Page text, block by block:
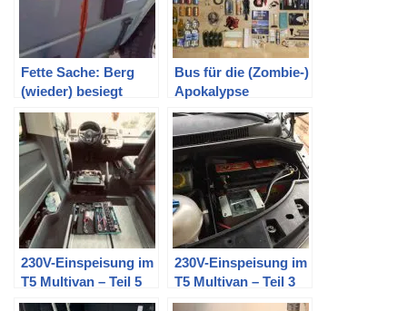
Fette Sache: Berg
(wieder) besiegt
Bus für die (Zombie-)
Apokalypse
ausstatten | oder
Packliste für ein
Campingwochenend
230V-Einspeisung im
T5 Multivan – Teil 5
(Fertigstellung
230V-Einspeisung im
T5 Multivan – Teil 3
(Einbauanleitung)